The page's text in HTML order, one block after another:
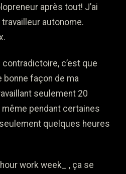
après tout! J’ai
autonome.
c’est que
bonne façon de ma
seulement 20
pendant certaines
quelques heures
work week_ , ça se